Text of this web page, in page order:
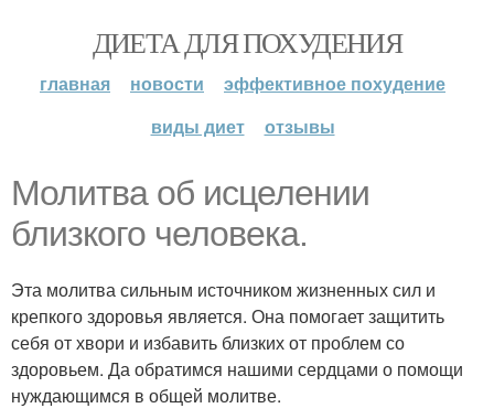
ДИЕТА ДЛЯ ПОХУДЕНИЯ
главная новости
эффективное похудение
виды диет
отзывы
Молитва об исцелении
близкого человека.
Эта молитва сильным источником жизненных сил и
крепкого здоровья является. Она помогает защитить
себя от хвори и избавить близких от проблем со
здоровьем. Да обратимся нашими сердцами о помощи
нуждающимся в общей молитве.